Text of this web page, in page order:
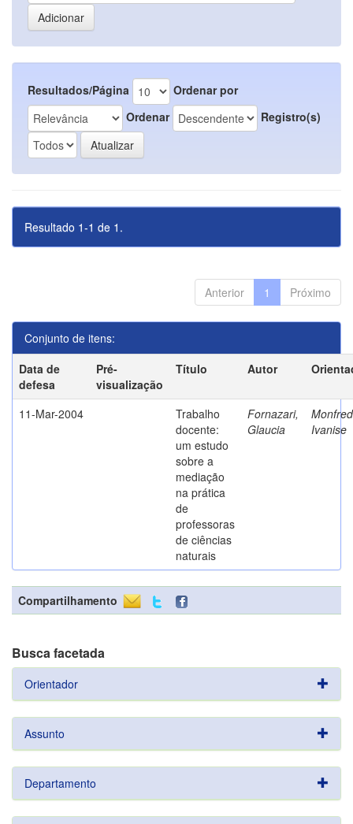
Resultados/Página
Ordenar por
Ordenar
Registro(s)
Resultado 1-1 de 1.
Anterior 1 Próximo
Conjunto de itens:
Data de
defesa
Pré-
visualização
Título Autor
11-Mar-2004
Trabalho
docente:
um estudo
sobre a
mediação
na prática
de
professoras
de ciências
naturais
Fornazari,
Glaucia
Ivanise
Compartilhamento
Busca facetada
Orientador
Assunto
Departamento